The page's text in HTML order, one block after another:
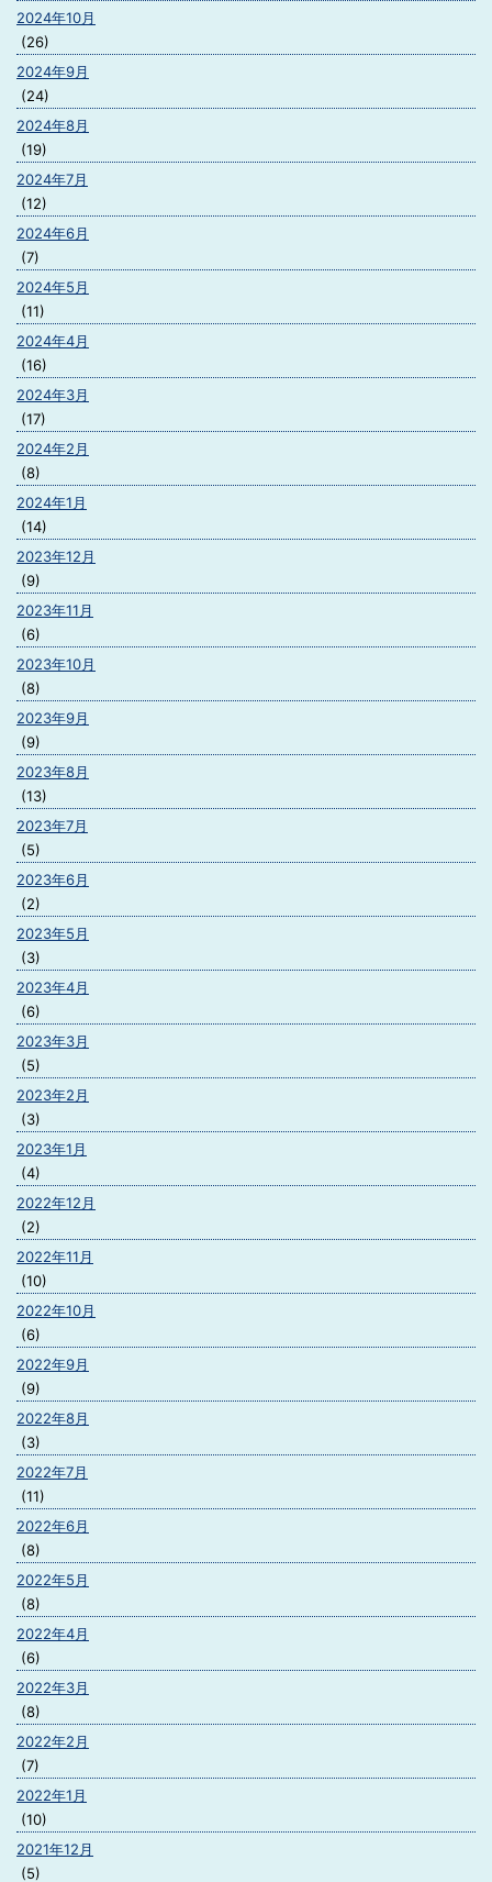
2024年10月
(26)
2024年9月
(24)
2024年8月
(19)
2024年7月
(12)
2024年6月
(7)
2024年5月
(11)
2024年4月
(16)
2024年3月
(17)
2024年2月
(8)
2024年1月
(14)
2023年12月
(9)
2023年11月
(6)
2023年10月
(8)
2023年9月
(9)
2023年8月
(13)
2023年7月
(5)
2023年6月
(2)
2023年5月
(3)
2023年4月
(6)
2023年3月
(5)
2023年2月
(3)
2023年1月
(4)
2022年12月
(2)
2022年11月
(10)
2022年10月
(6)
2022年9月
(9)
2022年8月
(3)
2022年7月
(11)
2022年6月
(8)
2022年5月
(8)
2022年4月
(6)
2022年3月
(8)
2022年2月
(7)
2022年1月
(10)
2021年12月
(5)